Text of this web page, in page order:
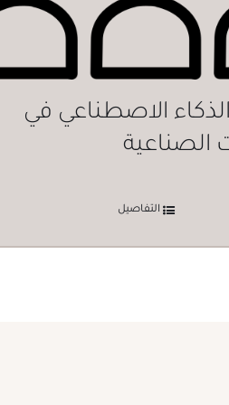
الاصطناعي في
الصناعية
التفاصيل